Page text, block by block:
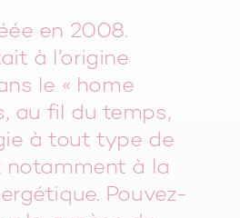
en 2008.
à l’origine
le « home
au fil du temps,
à tout type de
notamment à la
Pouvez-